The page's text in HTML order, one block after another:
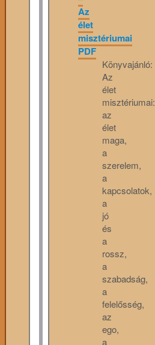
Az
élet
misztériumai
PDF
Könyvajánló:
Az
élet
misztériumai:
az
élet
maga,
a
szerelem,
a
kapcsolatok,
a
jó
és
a
rossz,
a
szabadság,
a
felelősség,
az
ego,
a